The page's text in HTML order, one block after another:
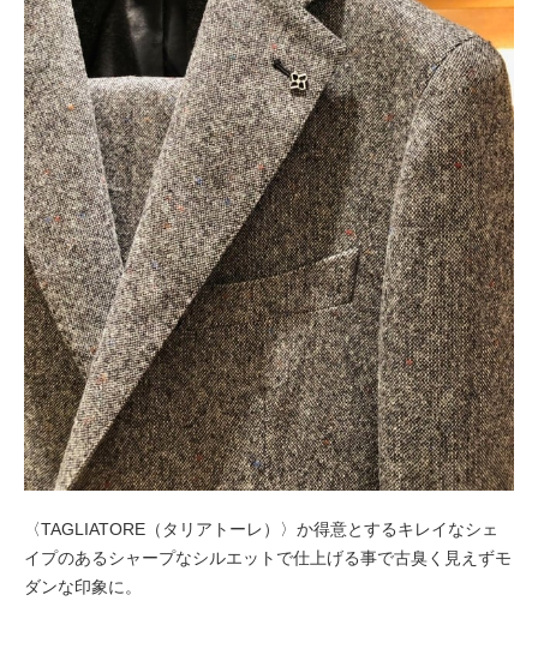
〈TAGLIATORE（タリアトーレ）〉か得意とするキレイなシェ
イプのあるシャープなシルエットで仕上げる事で古臭く見えずモ
ダンな印象に。